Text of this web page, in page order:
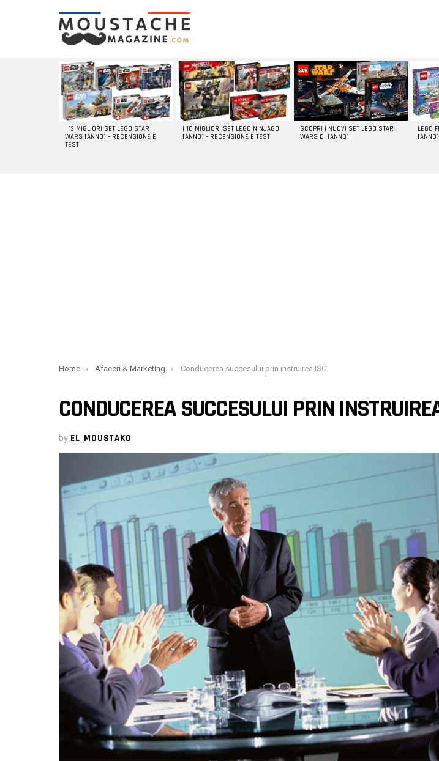
LATEST
STORIES
I 13 MIGLIORI SET LEGO STAR
WARS [ANNO] – RECENSIONE E
TEST
I 10 MIGLIORI SET LEGO NINJAGO
[ANNO] – RECENSIONE E TEST
SCOPRI I NUOVI SET LEGO STAR
WARS DI [ANNO]
LEGO
You are here:
Home Afaceri & Marketing Conducerea succesului prin instruirea ISO
CONDUCEREA SUCCESULUI PRIN
by EL_MOUSTAKO